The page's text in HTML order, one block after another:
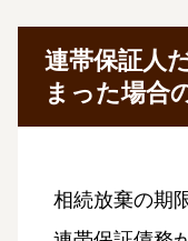
連帯保証人
まった場合
相続放棄の期